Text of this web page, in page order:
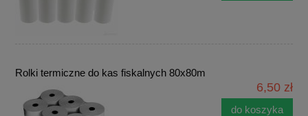
Rolki termiczne do kas fiskalnych 80x80m
6,50 zł
do koszyka